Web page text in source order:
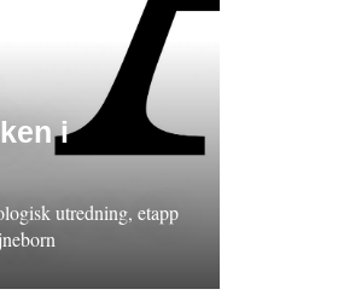
i
utredning, etapp